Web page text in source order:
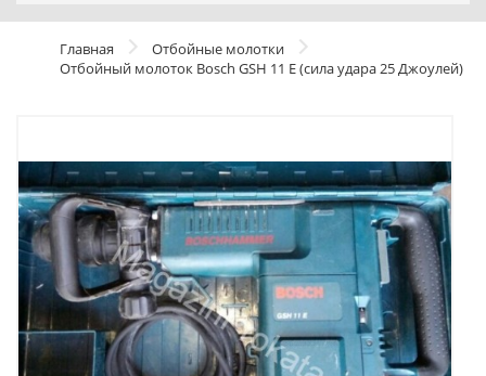
Главная
Отбойные молотки
Отбойный молоток Bosch GSH 11 E (сила удара 25 Джоулей)